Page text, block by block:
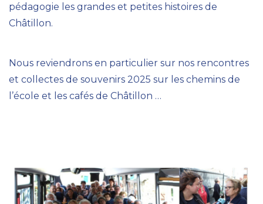
pédagogie les grandes et petites histoires de
Châtillon.
Nous reviendrons en particulier sur nos rencontres
et collectes de souvenirs 2025 sur les chemins de
l’école et les cafés de Châtillon …